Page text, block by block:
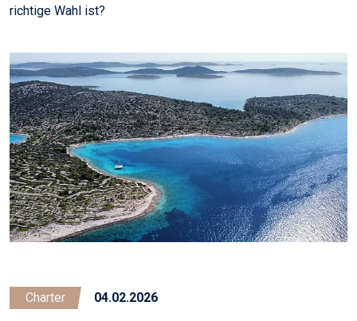
richtige Wahl ist?
Charter 04.02.2026